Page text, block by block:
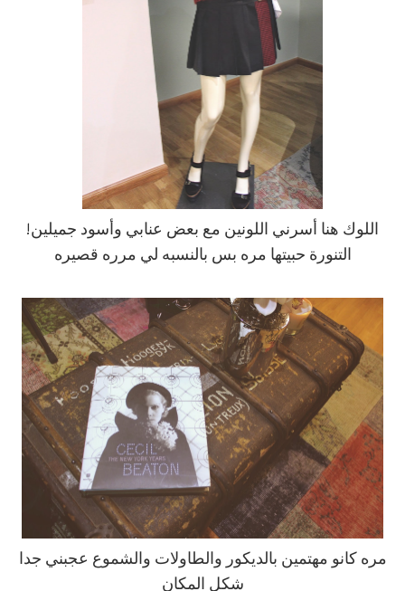
اللوك هنا أسرني اللونين مع بعض عنابي وأسود جميلين!
التنورة حبيتها مره بس بالنسبه لي مرره قصيره
مره كانو مهتمين بالديكور والطاولات والشموع عجبني جدا
شكل المكان